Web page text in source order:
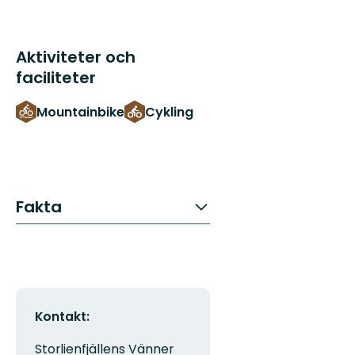
Aktiviteter och
faciliteter
Mountainbike Cykling
Fakta
Kontakt:
Storlienfjällens Vänner